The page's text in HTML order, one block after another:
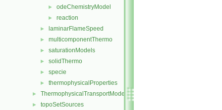
► odeChemistryModel
► reaction
► laminarFlameSpeed
► multicomponentThermo
► saturationModels
► solidThermo
► specie
► thermophysicalProperties
► ThermophysicalTransportModels
► topoSetSources